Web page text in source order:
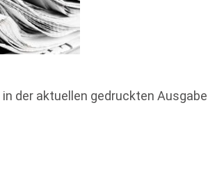
der aktuellen gedruckten